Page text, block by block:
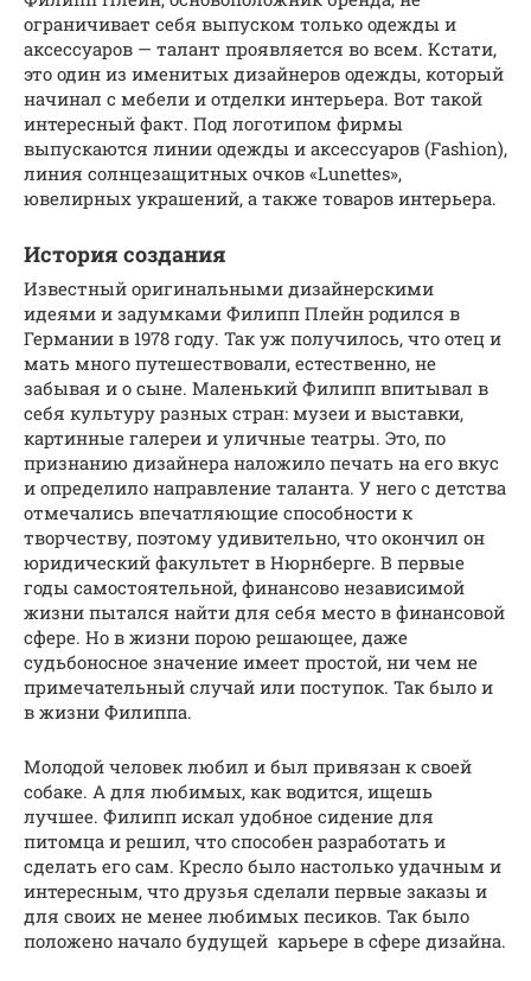
ограничивает себя выпуском только одежды и
аксессуаров — талант проявляется во всем. Кстати,
это один из именитых дизайнеров одежды, который
начинал с мебели и отделки интерьера. Вот такой
интересный факт. Под логотипом фирмы
выпускаются линии одежды и аксессуаров (Fashion),
линия солнцезащитных очков «Lunettes»,
ювелирных украшений, а также товаров интерьера.
История создания
Известный оригинальными дизайнерскими
идеями и задумками Филипп Плейн родился в
Германии в 1978 году. Так уж получилось, что отец и
мать много путешествовали, естественно, не
забывая и о сыне. Маленький Филипп впитывал в
себя культуру разных стран: музеи и выставки,
картинные галереи и уличные театры. Это, по
признанию дизайнера наложило печать на его вкус
и определило направление таланта. У него с детства
отмечались впечатляющие способности к
творчеству, поэтому удивительно, что окончил он
юридический факультет в Нюрнберге. В первые
годы самостоятельной, финансово независимой
жизни пытался найти для себя место в финансовой
сфере. Но в жизни порою решающее, даже
судьбоносное значение имеет простой, ни чем не
примечательный случай или поступок. Так было и
в жизни Филиппа.
Молодой человек любил и был привязан к своей
собаке. А для любимых, как водится, ищешь
лучшее. Филипп искал удобное сидение для
питомца и решил, что способен разработать и
сделать его сам. Кресло было настолько удачным и
интересным, что друзья сделали первые заказы и
для своих не менее любимых песиков. Так было
положено начало будущей карьере в сфере дизайна.